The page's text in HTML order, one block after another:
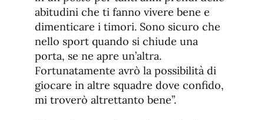
abitudini che ti fanno vivere bene e
dimenticare i timori. Sono sicuro che
nello sport quando si chiude una
porta, se ne apre un’altra.
Fortunatamente avrò la possibilità di
giocare in altre squadre dove confido,
mi troverò altrettanto bene”.